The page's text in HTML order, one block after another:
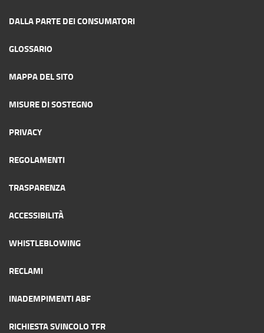
DALLA PARTE DEI CONSUMATORI
GLOSSARIO
MAPPA DEL SITO
MISURE DI SOSTEGNO
PRIVACY
REGOLAMENTI
TRASPARENZA
ACCESSIBILITÀ
WHISTLEBLOWING
RECLAMI
INADEMPIMENTI ABF
RICHIESTA SVINCOLO TFR